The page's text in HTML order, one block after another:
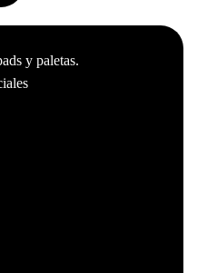
y paletas.